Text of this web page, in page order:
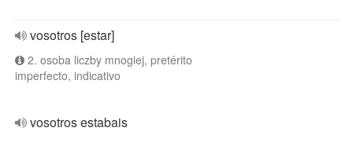
vosotros [estar]
2. osoba liczby mnogiej, pretérito
imperfecto, indicativo
vosotros estabais